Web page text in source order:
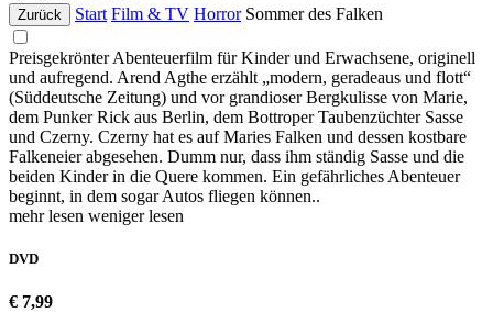
Zurück Start Film & TV Horror Sommer des Falken
Preisgekrönter Abenteuerfilm für Kinder und Erwachsene, originell
und aufregend. Arend Agthe erzählt „modern, geradeaus und flott“
(Süddeutsche Zeitung) und vor grandioser Bergkulisse von Marie,
dem Punker Rick aus Berlin, dem Bottroper Taubenzüchter Sasse
und Czerny. Czerny hat es auf Maries Falken und dessen kostbare
Falkeneier abgesehen. Dumm nur, dass ihm ständig Sasse und die
beiden Kinder in die Quere kommen. Ein gefährliches Abenteuer
beginnt, in dem sogar Autos fliegen können..
mehr lesen weniger lesen
DVD
€ 7,99